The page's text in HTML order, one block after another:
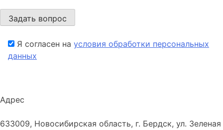
Я согласен на условия обработки персональных
данных
Адрес
633009, Новосибирская область, г. Бердск, ул. Зеленая